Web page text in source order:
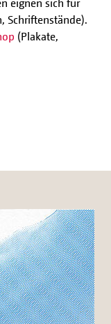
Schriftenstände).
(Plakate,